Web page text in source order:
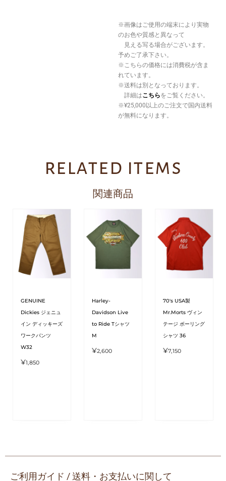
※画像はご使用の端末により実物
のお色や質感と異なって
見える写る場合がございます。
予めご了承下さい。
※こちらの価格には消費税が含ま
れています。
※送料は別となっております。
詳細はこちらをご覧ください。
※¥25,000以上のご注文で国内送料
が無料になります。
related items
関連商品
GENUINE
Dickies ジェニュ
イン ディッキーズ
ワークパンツ
W32
¥1,850
Harley-
Davidson Live
to Ride Tシャツ
M
¥2,600
70's USA製
Mr.Morts ヴィン
テージ ボーリング
シャツ 36
¥7,150
ご利用ガイド / 送料・お支払いに関して